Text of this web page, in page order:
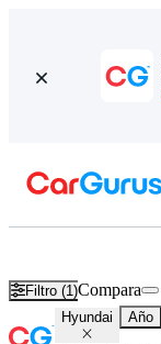
Filtro (1)Compara
Hyundai Año